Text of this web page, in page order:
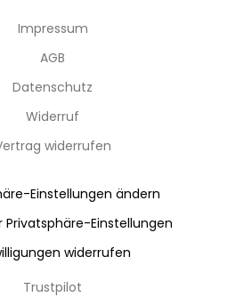
Impressum
AGB
Datenschutz
Widerruf
widerrufen
Einstellungen ändern
Privatsphäre-Einstellungen
widerrufen
Trustpilot